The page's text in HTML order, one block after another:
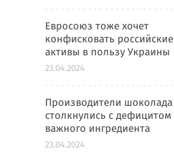
Евросоюз тоже хочет
конфисковать российские
активы в пользу Украины
23.04.2024
Производители шоколада
столкнулись с дефицитом
важного ингредиента
23.04.2024